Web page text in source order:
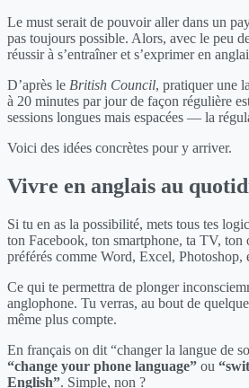
Le must serait de pouvoir aller dans un
pas toujours possible. Alors, avec le peu
réussir à s’entraîner et s’exprimer en
D’après le British Council, pratiquer une
à 20 minutes par jour de façon régulière
sessions longues mais espacées — la
Voici des idées concrètes pour y arriver.
Vivre en anglais au
Si tu en as la possibilité, mets tous tes
ton Facebook, ton smartphone, ta TV, ton
préférés comme Word, Excel, Photoshop,
Ce qui te permettra de plonger
anglophone. Tu verras, au bout de
même plus compte.
En français on dit “changer la langue de
“change your phone language” ou
English”. Simple, non ?